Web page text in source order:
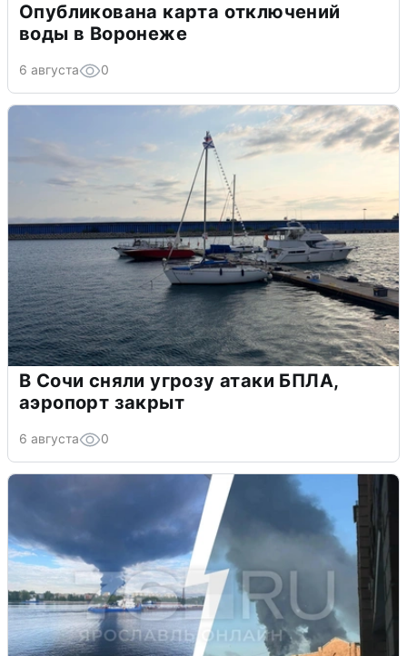
Опубликована карта отключений
воды в Воронеже
6 августа 0
В Сочи сняли угрозу атаки БПЛА,
аэропорт закрыт
6 августа 0